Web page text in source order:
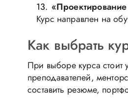
Курс направлен на
Как выбрать
При выборе курса стоит
преподавателей,
составить резюме,